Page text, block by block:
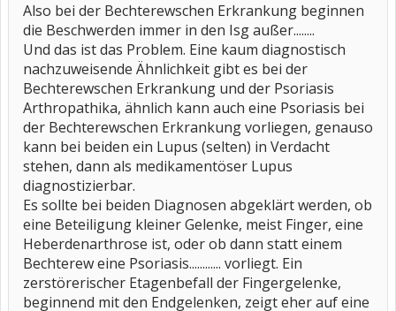
Also bei der Bechterewschen Erkrankung beginnen
die Beschwerden immer in den Isg außer........
Und das ist das Problem. Eine kaum diagnostisch
nachzuweisende Ähnlichkeit gibt es bei der
Bechterewschen Erkrankung und der Psoriasis
Arthropathika, ähnlich kann auch eine Psoriasis bei
der Bechterewschen Erkrankung vorliegen, genauso
kann bei beiden ein Lupus (selten) in Verdacht
stehen, dann als medikamentöser Lupus
diagnostizierbar.
Es sollte bei beiden Diagnosen abgeklärt werden, ob
eine Beteiligung kleiner Gelenke, meist Finger, eine
Heberdenarthrose ist, oder ob dann statt einem
Bechterew eine Psoriasis............ vorliegt. Ein
zerstörerischer Etagenbefall der Fingergelenke,
beginnend mit den Endgelenken, zeigt eher auf eine